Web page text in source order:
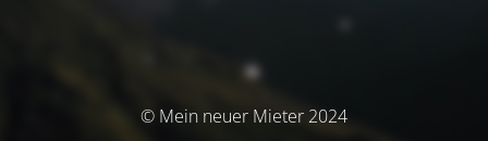
© Mein neuer Mieter 2024